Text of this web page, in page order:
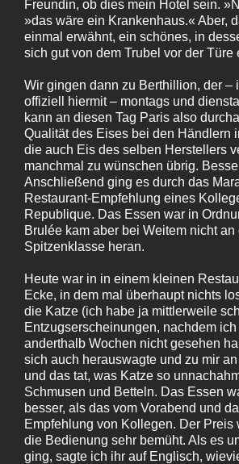
Freundin, ob dies mein Hotel sein.
»das wäre ein Krankenhaus.« Aber,
einmal erwähnt, ein schönes, in
sich gut von dem Trubel vor der Türe
Wir gingen dann zu Berthillion, der –
offiziell hiermit – montags und
kann an diesen Tag Paris also
Qualität des Eises bei den Händlern
die auch Eis des selben Herstellers
manchmal zu wünschen übrig.
Anschließend ging es durch das
Restaurant-Empfehlung eines
Republique. Das Essen war in
Brulée kam aber bei Weitem nicht an
Spitzenklasse heran.
Heute war in in einem kleinen
Ecke, in dem mal überhaupt nichts
die Katze (ich habe ja mittlerweile
Entzugserscheinungen, nachdem
anderthalb Wochen nicht gesehen
sich auch herauswagte und zu mir
und das tat, was Katze so
Schmusen und Betteln. Das Essen
besser, als das vom Vorabend und
Empfehlung von Kollegen. Der Preis
die Bedienung sehr bemüht. Als es
ging, sagte ich ihr auf Englisch,